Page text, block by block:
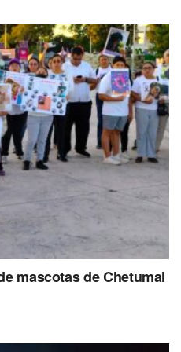
la Explanada de la
el Museo de la Cultura
las casas de madera y
puntos más.
mascotas de Chetumal